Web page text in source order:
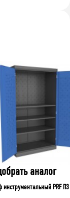
аналог
PRF П3